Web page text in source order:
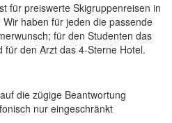
für preiswerte Skigruppenreisen in
haben für jeden die passende
für den Studenten das
den Arzt das 4-Sterne Hotel.
die zügige Beantwortung
nur eingeschränkt